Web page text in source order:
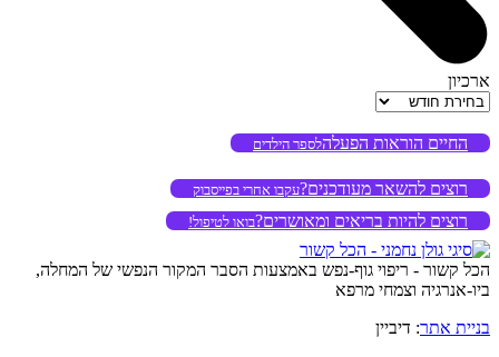
ארכיון
ארכיון
החיים הוראות הפעלהלספר הילדים
רוצים להשאר מעודכנים?עקבו אחרי בפייסבוק
רוצים להיות בריאים ומאושרים?בואו לטיפול!
הכל קשור - ריפוי גוף-נפש באמצעות הסבר המקור הנפשי של המחלה,
ביו-אנרגיה וצמחי מרפא
בניית אתר: דיביין